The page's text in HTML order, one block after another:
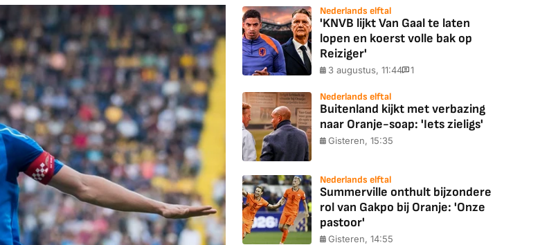
Nederlands elftal
'KNVB lijkt Van Gaal te laten
lopen en koerst volle bak op
Reiziger'
3 augustus, 11:44 1
Nederlands elftal
Buitenland kijkt met verbazing
naar Oranje-soap: 'Iets zieligs'
Gisteren, 15:35
Nederlands elftal
Summerville onthult bijzondere
rol van Gakpo bij Oranje: 'Onze
pastoor'
Gisteren, 14:55